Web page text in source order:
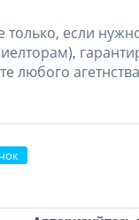
если
любого